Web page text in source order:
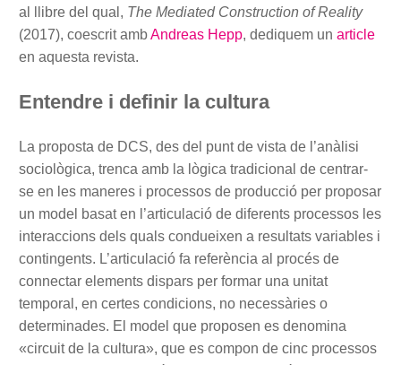
al llibre del qual, The Mediated Construction of Reality
(2017), coescrit ambAndreas Hepp, dediquem un article
en aquesta revista.
Entendre i definir la cultura
La proposta de DCS, des del punt de vista de l’anàlisi
sociològica, trenca amb la lògica tradicional de centrar-
se en les maneres i processos de producció per proposar
un model basat en l’articulació de diferents processos les
interaccions dels quals condueixen a resultats variables i
contingents. L’articulació fa referència al procés de
connectar elements dispars per formar una unitat
temporal, en certes condicions, no necessàries o
determinades. El model que proposen es denomina
«circuit de la cultura», que es compon de cinc processos